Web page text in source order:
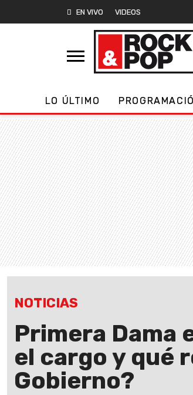
EN VIVO VIDEOS
LO ÚLTIMO
NOTICIAS
Primera Dama
el cargo y qué
Gobierno?